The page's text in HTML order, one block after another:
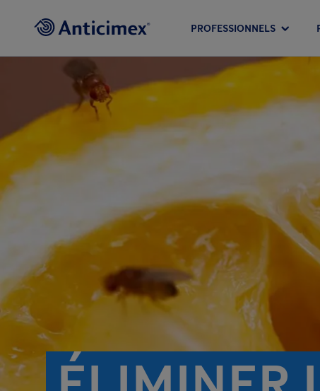
PROFESSIONNELS